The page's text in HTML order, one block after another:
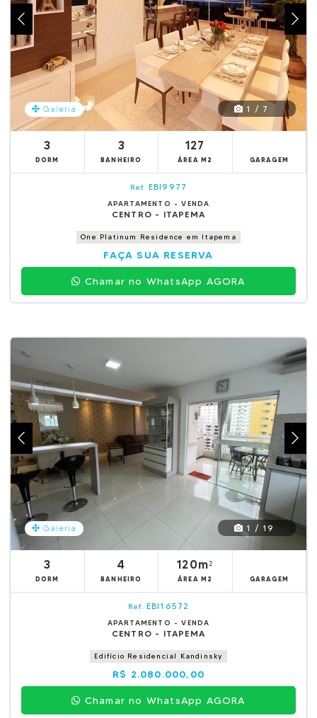
Galeria 1 / 7
3
DORM
3
BANHEIRO
127
ÁREA M2 GARAGEM
Ref. EBI9977
APARTAMENTO - VENDA
CENTRO - ITAPEMA
One Platinum Residence em Itapema
FAÇA SUA RESERVA
Chamar no WhatsApp AGORA
Galeria 1 / 19
3
DORM
4
BANHEIRO
120m²
ÁREA M2 GARAGEM
Ref. EBI16572
APARTAMENTO - VENDA
CENTRO - ITAPEMA
Edifício Residencial Kandinsky
R$ 2.080.000,00
Chamar no WhatsApp AGORA